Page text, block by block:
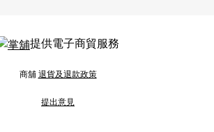
提供電子商貿服務
商舖退貨及退款政策
提出意見